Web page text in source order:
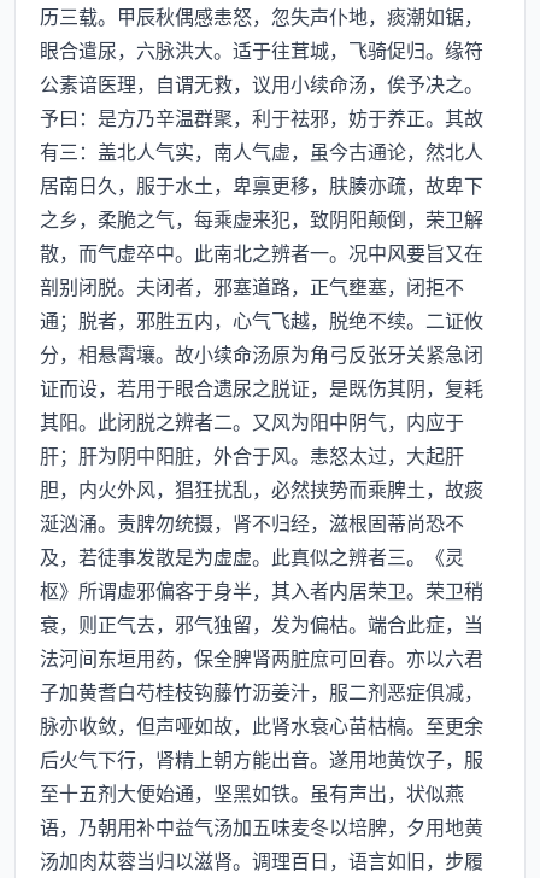
历三载。甲辰秋偶感恚怒，忽失声仆地，痰潮如锯，
眼合遣尿，六脉洪大。适于往茸城，飞骑促归。缘符
公素谙医理，自谓无救，议用小续命汤，俟予决之。
予曰：是方乃辛温群聚，利于祛邪，妨于养正。其故
有三：盖北人气实，南人气虚，虽今古通论，然北人
居南日久，服于水土，卑禀更移，肤腠亦疏，故卑下
之乡，柔脆之气，每乘虚来犯，致阴阳颠倒，荣卫解
散，而气虚卒中。此南北之辨者一。况中风要旨又在
剖别闭脱。夫闭者，邪塞道路，正气壅塞，闭拒不
通；脱者，邪胜五内，心气飞越，脱绝不续。二证攸
分，相悬霄壤。故小续命汤原为角弓反张牙关紧急闭
证而设，若用于眼合遗尿之脱证，是既伤其阴，复耗
其阳。此闭脱之辨者二。又风为阳中阴气，内应于
肝；肝为阴中阳脏，外合于风。恚怒太过，大起肝
胆，内火外风，猖狂扰乱，必然挟势而乘脾土，故痰
涎汹涌。责脾勿统摄，肾不归经，滋根固蒂尚恐不
及，若徒事发散是为虚虚。此真似之辨者三。《灵
枢》所谓虚邪偏客于身半，其入者内居荣卫。荣卫稍
衰，则正气去，邪气独留，发为偏枯。端合此症，当
法河间东垣用药，保全脾肾两脏庶可回春。亦以六君
子加黄耆白芍桂枝钩藤竹沥姜汁，服二剂恶症俱减，
脉亦收敛，但声哑如故，此肾水衰心苗枯槁。至更余
后火气下行，肾精上朝方能出音。遂用地黄饮子，服
至十五剂大便始通，坚黑如铁。虽有声出，状似燕
语，乃朝用补中益气汤加五味麦冬以培脾，夕用地黄
汤加肉苁蓉当归以滋肾。调理百日，语言如旧，步履